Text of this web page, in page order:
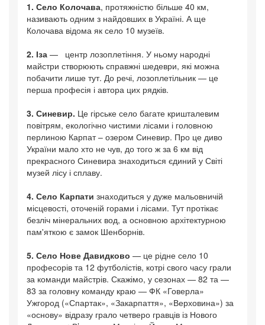
1. Село Колочава, протяжністю більше 40 км,
називають одним з найдовших в Україні. А ще
Колочава відома як село 10 музеїв.
2. Іза — центр лозоплетіння. У ньому народні
майстри створюють справжні шедеври, які можна
побачити лише тут. До речі, лозоплетільник — це
перша професія і автора цих рядків.
3. Синевир. Це гірське село багате кришталевим
повітрям, екологічно чистими лісами і головною
перлиною Карпат – озером Синевир. Про це диво
України мало хто не чув, до того ж за 6 км від
прекрасного Синевира знаходиться єдиний у Світі
музей лісу і сплаву.
4. Село Карпати знаходиться у дуже мальовничій
місцевості, оточеній горами і лісами. Тут протікає
безліч мінеральних вод, а основною архітектурною
пам'яткою є замок Шенборнів.
5. Село Нове Давидково — це рідне село 10
професорів та 12 футболістів, котрі свого часу грали
за команди майстрів. Скажімо, у сезонах — 82 та —
83 за головну команду краю — ФК «Говерла»
Ужгород («Спартак», «Закарпаття», «Верховина») за
«основу» відразу грало четверо гравців із Нового